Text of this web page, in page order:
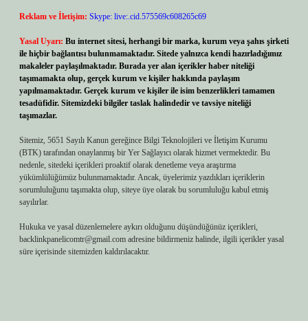
Reklam ve İletişim: Skype: live:.cid.575569c608265c69
Yasal Uyarı: Bu internet sitesi, herhangi bir marka, kurum veya şahıs şirketi
ile hiçbir bağlantısı bulunmamaktadır. Sitede yalnızca kendi hazırladığımız
makaleler paylaşılmaktadır. Burada yer alan içerikler haber niteliği
taşımamakta olup, gerçek kurum ve kişiler hakkında paylaşım
yapılmamaktadır. Gerçek kurum ve kişiler ile isim benzerlikleri tamamen
tesadüfidir. Sitemizdeki bilgiler taslak halindedir ve tavsiye niteliği
taşımazlar.
Sitemiz, 5651 Sayılı Kanun gereğince Bilgi Teknolojileri ve İletişim Kurumu
(BTK) tarafından onaylanmış bir Yer Sağlayıcı olarak hizmet vermektedir. Bu
nedenle, sitedeki içerikleri proaktif olarak denetleme veya araştırma
yükümlülüğümüz bulunmamaktadır. Ancak, üyelerimiz yazdıkları içeriklerin
sorumluluğunu taşımakta olup, siteye üye olarak bu sorumluluğu kabul etmiş
sayılırlar.
Hukuka ve yasal düzenlemelere aykırı olduğunu düşündüğünüz içerikleri,
backlinkpanelicomtr@gmail.com adresine bildirmeniz halinde, ilgili içerikler yasal
süre içerisinde sitemizden kaldırılacaktır.